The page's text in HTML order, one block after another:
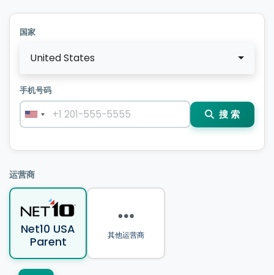
国家
United States
手机号码
搜 索
运营商
Net10 USA
Parent
其他运营商